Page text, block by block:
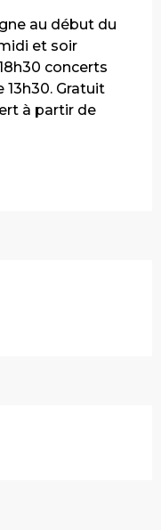
au début du
et soir
concerts
13h30. Gratuit
à partir de